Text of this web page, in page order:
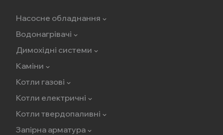
Насосне обладнання
Водонагрівачі
Димохідні системи
Каміни
Котли газові
Котли електричні
Котли твердопаливні
Запірна арматура